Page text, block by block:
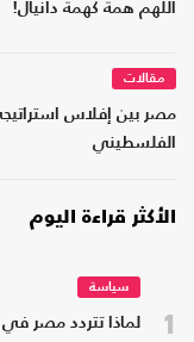
اللهم همة كهمة دانيال!
مقالات
مصر بين إفلاس
الفلسطيني
الأكثر قراءة اليوم
1
سياسة
لماذا تتردد مصر